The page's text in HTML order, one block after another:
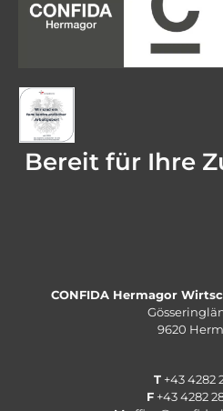
Bereit für Ihre
CONFIDA Hermagor
9620
T +43 4282
F+43 4282